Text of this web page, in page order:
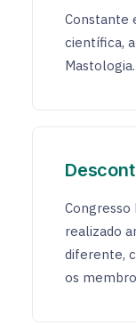
Constante
científica,
Mastologia.
Congresso
realizado
diferente,
os